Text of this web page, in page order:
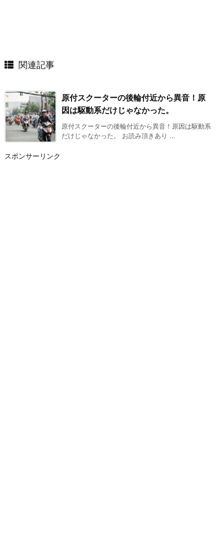
関連記事
原付スクーターの後輪付近から異音！原
因は駆動系だけじゃなかった。
原付スクーターの後輪付近から異音！原因は駆動系
だけじゃなかった。 お読み頂きあり ...
スポンサーリンク